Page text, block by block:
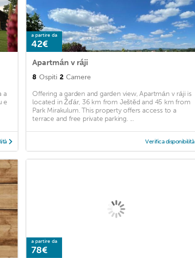
a
e
a partire da
42€
Apartmán v ráji
8 Ospiti 2 Camere
Offering a garden and garden view, Apartmán v ráji is
located in Žďár, 36 km from Ještěd and 45 km from
Park Mirakulum. This property offers access to a
terrace and free private parking. ...
Verifica disponibilità
a partire da
78€